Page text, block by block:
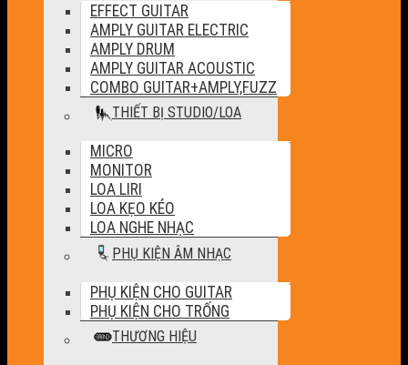
EFFECT GUITAR
AMPLY GUITAR ELECTRIC
AMPLY DRUM
AMPLY GUITAR ACOUSTIC
COMBO GUITAR+AMPLY,FUZZ
THIẾT BỊ STUDIO/LOA
MICRO
MONITOR
LOA LIRI
LOA KẸO KÉO
LOA NGHE NHẠC
PHỤ KIỆN ÂM NHẠC
PHỤ KIỆN CHO GUITAR
PHỤ KIỆN CHO TRỐNG
THƯƠNG HIỆU